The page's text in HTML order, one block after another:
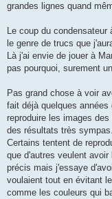
grandes lignes quand
Le coup du
le genre de trucs que
Là j'ai envie de jouer à
pas pourquoi, surement
Pas grand chose à voir
fait déjà quelques
reproduire les images
des résultats très sympas.
Certains tentent de
que d'autres veulent
précis mais j'essaye
voulaient tout en évitant
comme les couleurs qui